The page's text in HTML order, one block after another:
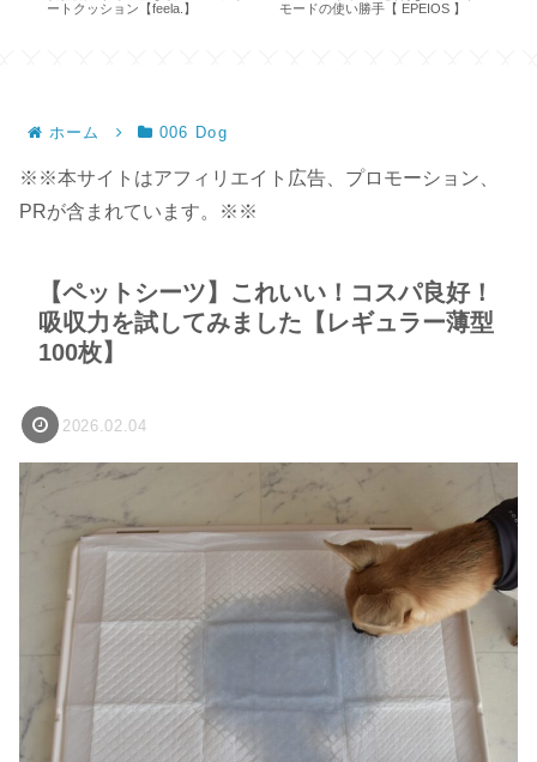
【SOLID HAND CREAM BAR】
きサンダル試してみた【 Sliet 】
ホーム 006 Dog
※※本サイトはアフィリエイト広告、プロモーション、
PRが含まれています。※※
【ペットシーツ】これいい！コスパ良好！
吸収力を試してみました【レギュラー薄型
100枚】
2026.02.04